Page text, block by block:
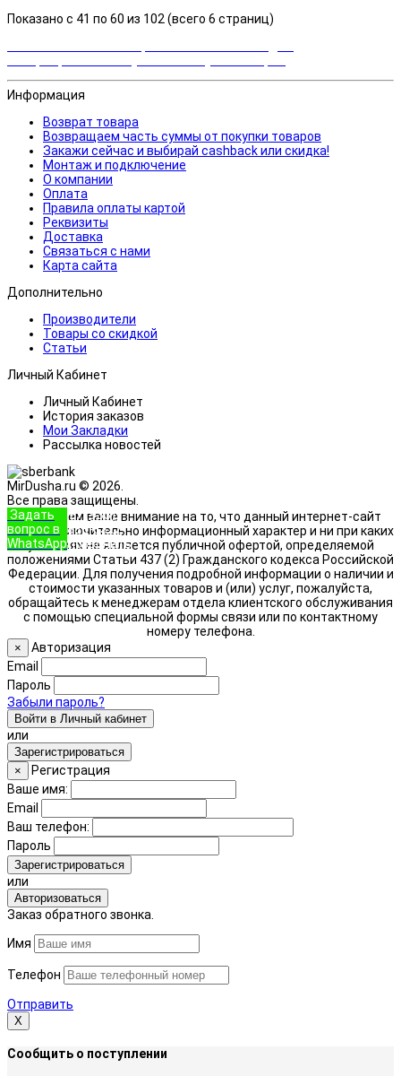
Показано с 41 по 60 из 102 (всего 6 страниц)
Информация
Возврат товара
Возвращаем часть суммы от покупки товаров
Закажи сейчас и выбирай cashback или скидка!
Монтаж и подключение
О компании
Оплата
Правила оплаты картой
Реквизиты
Доставка
Связаться с нами
Карта сайта
Дополнительно
Производители
Товары со скидкой
Статьи
Личный Кабинет
Личный Кабинет
История заказов
Мои Закладки
Рассылка новостей
MirDusha.ru © 2026.
Все права защищены.
Обращаем ваше внимание на то, что данный интернет-сайт
носит исключительно информационный характер и ни при каких
условиях не является публичной офертой, определяемой
положениями Статьи 437 (2) Гражданского кодекса Российской
Федерации. Для получения подробной информации о наличии и
стоимости указанных товаров и (или) услуг, пожалуйста,
обращайтесь к менеджерам отдела клиентского обслуживания
с помощью специальной формы связи или по контактному
номеру телефона.
Задать
вопрос в
WhatsApp
+7 (933)
888-8322
Позвонить
×
Авторизация
Email
Пароль
Забыли пароль?
Войти в Личный кабинет
или
Зарегистрироваться
×
Регистрация
Ваше имя:
Email
Ваш телефон:
Пароль
Зарегистрироваться
или
Авторизоваться
Заказ обратного звонка.
Имя
Телефон
Отправить
Х
Сообщить о поступлении